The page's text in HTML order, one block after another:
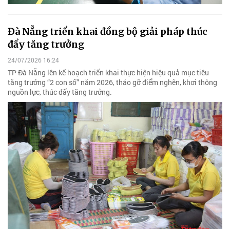
Đà Nẵng triển khai đồng bộ giải pháp thúc
đẩy tăng trưởng
24/07/2026 16:24
TP Đà Nẵng lên kế hoạch triển khai thực hiện hiệu quả mục tiêu
tăng trưởng “2 con số” năm 2026, tháo gỡ điểm nghẽn, khơi thông
nguồn lực, thúc đẩy tăng trưởng.